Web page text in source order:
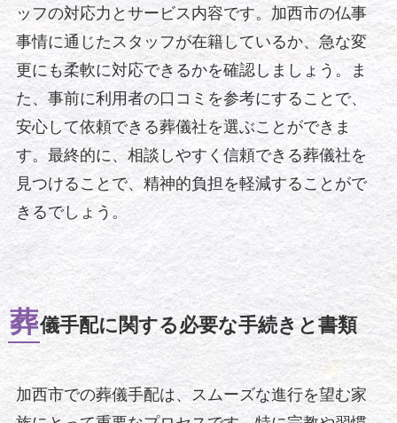
ッフの対応力とサービス内容です。加西市の仏事
事情に通じたスタッフが在籍しているか、急な変
更にも柔軟に対応できるかを確認しましょう。ま
た、事前に利用者の口コミを参考にすることで、
安心して依頼できる葬儀社を選ぶことができま
す。最終的に、相談しやすく信頼できる葬儀社を
見つけることで、精神的負担を軽減することがで
きるでしょう。
葬儀手配に関する必要な手続きと書類
加西市での葬儀手配は、スムーズな進行を望む家